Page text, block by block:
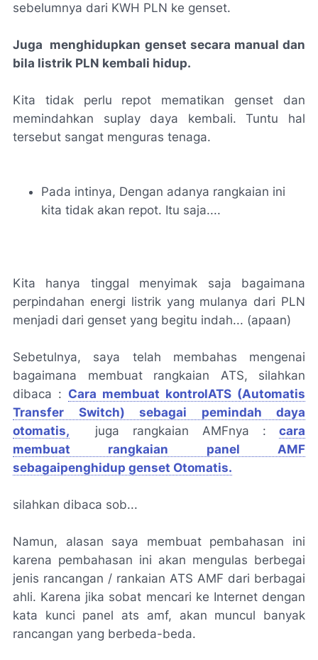
sebelumnya dari KWH PLN ke genset.
Juga menghidupkan genset secara manual dan
bila listrik PLN kembali hidup.
Kita tidak perlu repot mematikan genset dan
memindahkan suplay daya kembali. Tuntu hal
tersebut sangat menguras tenaga.
Pada intinya, Dengan adanya rangkaian ini
kita tidak akan repot. Itu saja....
Kita hanya tinggal menyimak saja bagaimana
perpindahan energi listrik yang mulanya dari PLN
menjadi dari genset yang begitu indah... (apaan)
Sebetulnya, saya telah membahas mengenai
bagaimana membuat rangkaian ATS, silahkan
dibaca : Cara membuat kontrolATS (Automatis
Transfer Switch) sebagai pemindah daya
otomatis,
juga rangkaian AMFnya :
cara
membuat rangkaian panel AMF
sebagaipenghidup genset Otomatis.
silahkan dibaca sob...
Namun, alasan saya membuat pembahasan ini
karena pembahasan ini akan mengulas berbegai
jenis rancangan / rankaian ATS AMF dari berbagai
ahli. Karena jika sobat mencari ke Internet dengan
kata kunci panel ats amf, akan muncul banyak
rancangan yang berbeda-beda.